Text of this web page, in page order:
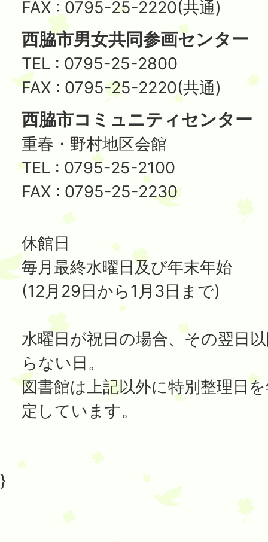
FAX : 0795-25-2220(共通)
西脇市男女共同参画センター
TEL : 0795-25-2800
FAX : 0795-25-2220(共通)
西脇市コミュニティセンター
重春・野村地区会館
TEL : 0795-25-2100
FAX : 0795-25-2230
休館日
毎月最終水曜日及び年末年始
(12月29日から1月3日まで)
水曜日が祝日の場合、その翌日
らない日。
図書館は上記以外に特別整理日
定しています。
}